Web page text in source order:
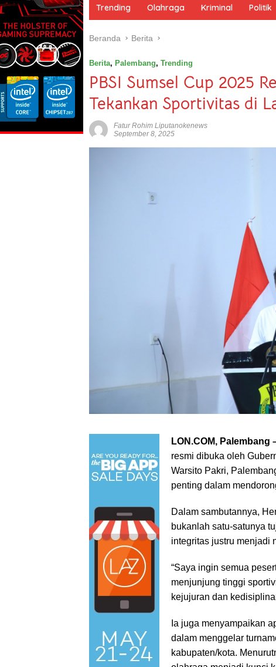
e
Trending Olahraga Kriminal Politik
Beranda Berita
Berita, Palembang, Trending
PBSI Sumsel Cup 2025
Tekankan Sportivitas di
Fatur Rohim Liputanokenews
September 8, 2025
LON.COM, Palembang
resmi dibuka oleh
Warsito Pakri,
penting dalam
Dalam sambutannya,
bukanlah satu-satunya
integritas justru menjadi
“Saya ingin semua
menjunjung tinggi
kejujuran dan
Ia juga menyampaikan
dalam menggelar
kabupaten/kota.